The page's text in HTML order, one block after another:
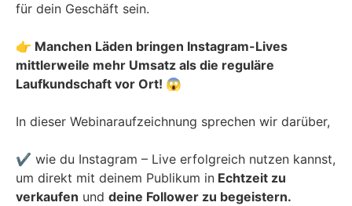
für dein Geschäft sein.
👉 Manchen Läden bringen Instagram-Lives
mittlerweile mehr Umsatz als die reguläre
Laufkundschaft vor Ort! 😱
In dieser Webinaraufzeichnung sprechen wir darüber,
✔ wie du Instagram – Live erfolgreich nutzen kannst,
um direkt mit deinem Publikum in Echtzeit zu
verkaufen und deine Follower zu begeistern.